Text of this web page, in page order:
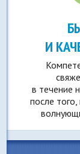
И
в течение
после